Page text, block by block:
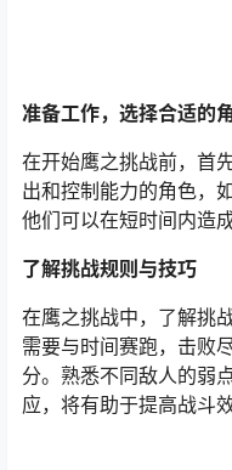
准备工作，选择合适的
在开始鹰之挑战前，首
出和控制能力的角色，
他们可以在短时间内造
了解挑战规则与技巧
在鹰之挑战中，了解挑
需要与时间赛跑，击败
分。熟悉不同敌人的弱
应，将有助于提高战斗效